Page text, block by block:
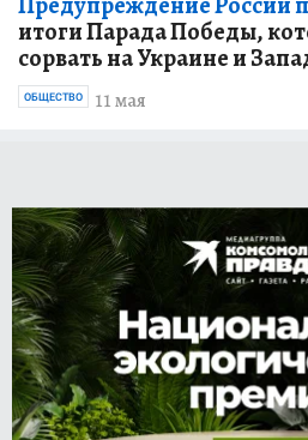
итоги Парада Победы,
сорвать на Украине и
11 мая
ОБЩЕСТВО